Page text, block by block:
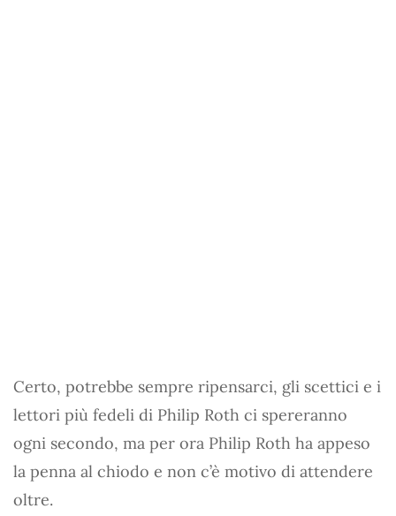
Certo, potrebbe sempre ripensarci, gli scettici e i
lettori più fedeli di Philip Roth ci spereranno
ogni secondo, ma per ora Philip Roth ha appeso
la penna al chiodo e non c’è motivo di attendere
oltre.